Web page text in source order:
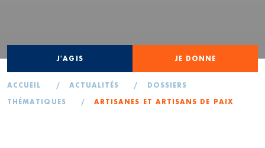
J'AGIS JE DONNE
ACCUEIL / ACTUALITÉS /
DOSSIERS
THÉMATIQUES
/ ARTISANES ET ARTISANS DE PAIX